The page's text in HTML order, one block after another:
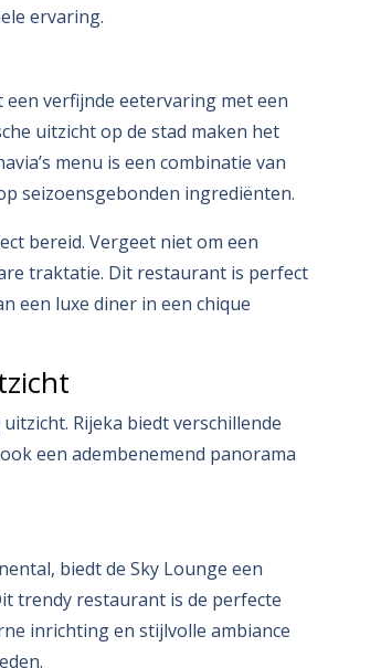
ervaring.
verfijnde eetervaring met een
uitzicht op de stad maken het
menu is een combinatie van
seizoensgebonden ingrediënten.
bereid. Vergeet niet om een
traktatie. Dit restaurant is perfect
een luxe diner in een chique
Rijeka biedt verschillende
een adembenemend panorama
biedt de Sky Lounge een
trendy restaurant is de perfecte
inrichting en stijlvolle ambiance